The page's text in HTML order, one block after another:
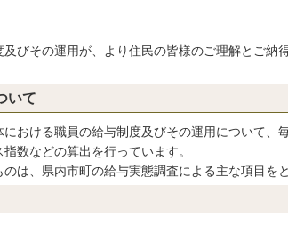
びその運用が、より住民の皆様のご理解とご納
いて
おける職員の給与制度及びその運用について、
数などの算出を行っています。
は、県内市町の給与実態調査による主な項目を